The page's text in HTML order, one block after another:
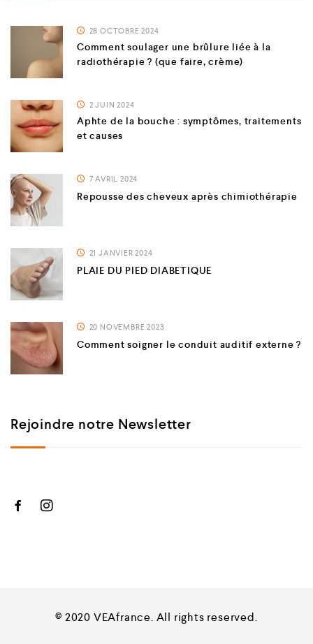
28 OCTOBRE 2024
Comment soulager une brûlure liée à la
radiothérapie ? (que faire, crème)
2 JUIN 2024
Aphte de la bouche : symptômes, traitements
et causes
7 AVRIL 2024
Repousse des cheveux après chimiothérapie
21 JANVIER 2024
PLAIE DU PIED DIABETIQUE
20 NOVEMBRE 2023
Comment soigner le conduit auditif externe ?
Rejoindre notre Newsletter
© 2020 VEAfrance. All rights reserved.